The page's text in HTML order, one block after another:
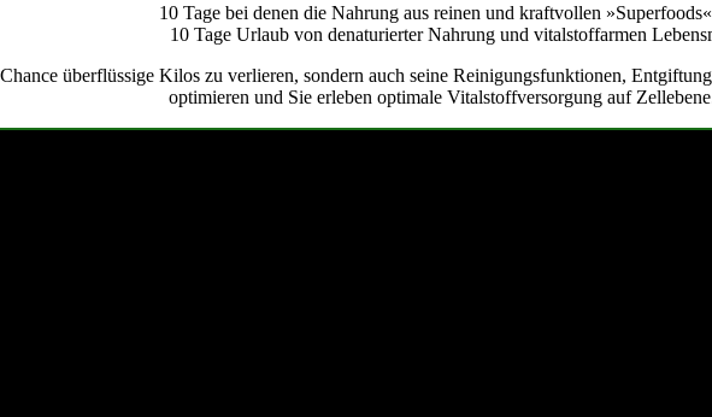
10 Tage bei denen die Nahrung aus reinen und kraftvollen
10 Tage Urlaub von denaturierter Nahrung und vitalstoffarmen
überflüssige Kilos zu verlieren, sondern auch seine Reinigungsfunktionen,
optimieren und Sie erleben optimale Vitalstoffversorgung auf